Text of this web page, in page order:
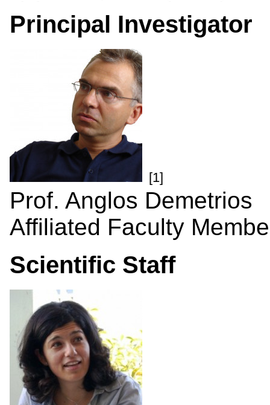
Principal Investigator
[1]
Prof. Anglos Demetrios
Affiliated Faculty
Scientific Staff